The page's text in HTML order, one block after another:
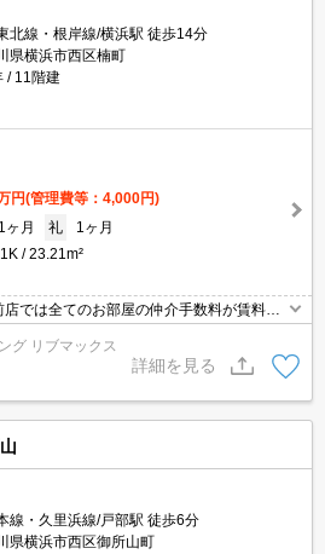
北線・根岸線/横浜駅 徒歩14分
県横浜市西区楠町
11階建
円(管理費等：4,000円)
1ヶ月 礼
1ヶ月
1K 23.21m²
では全てのお部屋の仲介手数料が賃料の
グ リブマックス
詳細を見る
線・久里浜線/戸部駅 徒歩6分
県横浜市西区御所山町